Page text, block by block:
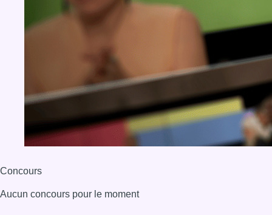
Concours
Aucun concours pour le moment